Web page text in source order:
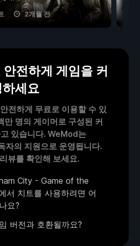
2개월 전
전하게 게임을 커
세요
전하게 무료로 이용할 수 있
만 명의 게이머로 구성된 커
있습니다. WeMod는
자의 지원으로 운영됩니다.
뷰를 확인해 보세요.
City - Game of the
서 치트를 사용하려면 어
요?
버전과 호환될까요?